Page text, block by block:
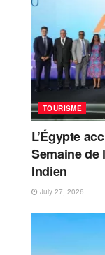
TOURISME
L’Égypte
Semaine de
Indien
July 27, 2026